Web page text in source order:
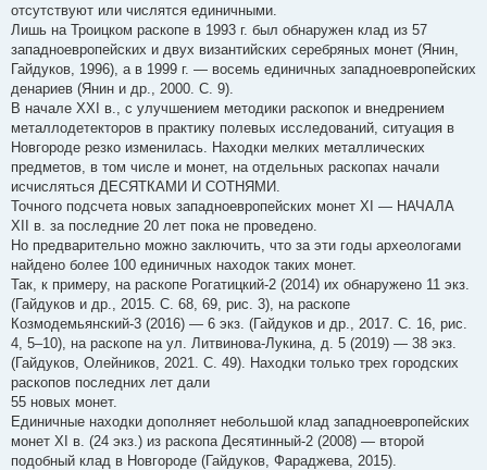
отсутствуют или числятся единичными.
Лишь на Троицком раскопе в 1993 г. был обнаружен клад из 57
западноевропейских и двух византийских серебряных монет (Янин,
Гайдуков, 1996), а в 1999 г. — восемь единичных западноевропейских
денариев (Янин и др., 2000. С. 9).
В начале XXI в., с улучшением методики раскопок и внедрением
металлодетекторов в практику полевых исследований, ситуация в
Новгороде резко изменилась. Находки мелких металлических
предметов, в том числе и монет, на отдельных раскопах начали
исчисляться ДЕСЯТКАМИ И СОТНЯМИ.
Точного подсчета новых западноевропейских монет XI — НАЧАЛА
XII в. за последние 20 лет пока не проведено.
Но предварительно можно заключить, что за эти годы археологами
найдено более 100 единичных находок таких монет.
Так, к примеру, на раскопе Рогатицкий-2 (2014) их обнаружено 11 экз.
(Гайдуков и др., 2015. С. 68, 69, рис. 3), на раскопе
Козмодемьянский-3 (2016) — 6 экз. (Гайдуков и др., 2017. С. 16, рис.
4, 5–10), на раскопе на ул. Литвинова-Лукина, д. 5 (2019) — 38 экз.
(Гайдуков, Олейников, 2021. С. 49). Находки только трех городских
раскопов последних лет дали
55 новых монет.
Единичные находки дополняет небольшой клад западноевропейских
монет XI в. (24 экз.) из раскопа Десятинный-2 (2008) — второй
подобный клад в Новгороде (Гайдуков, Фараджева, 2015).